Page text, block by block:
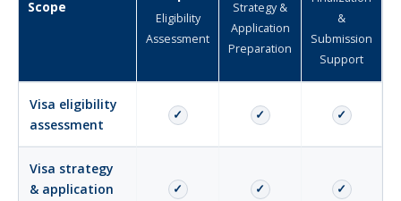
Scope
Eligibility
Assessment
Strategy &
Application
Preparation
&
Submission
Support
Visa eligibility
assessment
✓ ✓ ✓
Visa strategy
& application
✓ ✓ ✓